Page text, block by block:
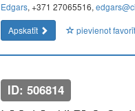
Edgars, +371 27065516,
Apskatīt
pievienot
ID: 506814